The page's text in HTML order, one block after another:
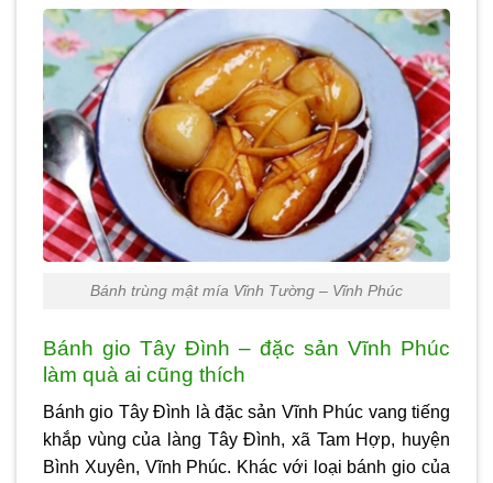
Bánh trùng mật mía Vĩnh Tường – Vĩnh Phúc
Bánh gio Tây Đình – đặc sản Vĩnh Phúc
làm quà ai cũng thích
Bánh gio Tây Đình là đặc sản Vĩnh Phúc vang tiếng
khắp vùng của làng Tây Đình, xã Tam Hợp, huyện
Bình Xuyên, Vĩnh Phúc. Khác với loại bánh gio của